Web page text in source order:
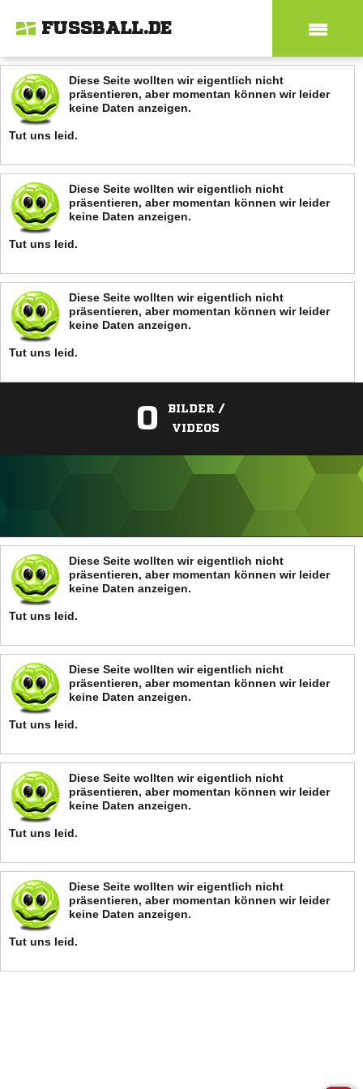
FUSSBALL.DE
Diese Seite wollten wir eigentlich nicht
präsentieren, aber momentan können wir leider
keine Daten anzeigen.
Tut uns leid.
Diese Seite wollten wir eigentlich nicht
präsentieren, aber momentan können wir leider
keine Daten anzeigen.
Tut uns leid.
Diese Seite wollten wir eigentlich nicht
präsentieren, aber momentan können wir leider
keine Daten anzeigen.
Tut uns leid.
0
BILDER /
VIDEOS
ANZEIGE
Diese Seite wollten wir eigentlich nicht
präsentieren, aber momentan können wir leider
keine Daten anzeigen.
Tut uns leid.
Diese Seite wollten wir eigentlich nicht
präsentieren, aber momentan können wir leider
keine Daten anzeigen.
Tut uns leid.
Diese Seite wollten wir eigentlich nicht
präsentieren, aber momentan können wir leider
keine Daten anzeigen.
Tut uns leid.
Diese Seite wollten wir eigentlich nicht
präsentieren, aber momentan können wir leider
keine Daten anzeigen.
Tut uns leid.